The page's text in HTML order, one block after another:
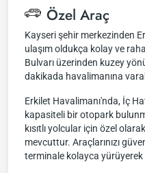
Özel Araç
Kayseri şehir merkezinden
ulaşım oldukça kolay ve
Bulvarı üzerinden kuzey
dakikada havalimanına
Erkilet Havalimanı'nda, İç
kapasiteli bir otopark
kısıtlı yolcular için özel
mevcuttur. Araçlarınızı
terminale kolayca